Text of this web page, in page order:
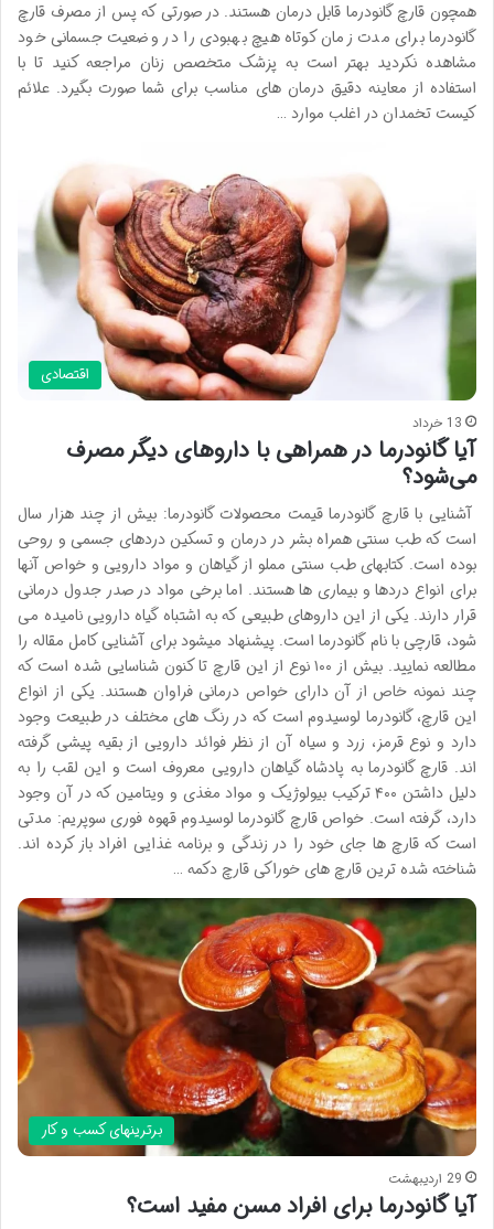
همچون قارچ گانودرما قابل درمان هستند. در صورتی که پس از مصرف قارچ
گانودرما برای مدت زمان کوتاه هیچ بهبودی را در وضعیت جسمانی خود
مشاهده نکردید بهتر است به پزشک متخصص زنان مراجعه کنید تا با
استفاده از معاینه دقیق درمان های مناسب برای شما صورت بگیرد. علائم
کیست تخمدان در اغلب موارد …
اقتصادی
13 خرداد
آیا گانودرما در همراهی با داروهای دیگر مصرف
می‌شود؟
آشنایی با قارچ گانودرما قیمت محصولات گانودرما: بیش از چند هزار سال
است که طب سنتی همراه بشر در درمان و تسکین دردهای جسمی و روحی
بوده است. کتابهای طب سنتی مملو از گیاهان و مواد دارویی و خواص آنها
برای انواع دردها و بیماری ها هستند. اما برخی مواد در صدر جدول درمانی
قرار دارند. یکی از این داروهای طبیعی که به اشتباه گیاه دارویی نامیده می
شود، قارچی با نام گانودرما است. پیشنهاد میشود برای آشنایی کامل مقاله را
مطالعه نمایید. بیش از ۱۰۰ نوع از این قارچ تا کنون شناسایی شده است که
چند نمونه خاص از آن دارای خواص درمانی فراوان هستند. یکی از انواع
این قارچ، گانودرما لوسیدوم است که در رنگ های مختلف در طبیعت وجود
دارد و نوع قرمز، زرد و سیاه آن از نظر فوائد دارویی از بقیه پیشی گرفته
اند. قارچ گانودرما به پادشاه گیاهان دارویی معروف است و این لقب را به
دلیل داشتن ۴۰۰ ترکیب بیولوژیک و مواد مغذی و ویتامین که در آن وجود
دارد، گرفته است. خواص قارچ گانودرما لوسیدوم قهوه فوری سوپریم: مدتی
است که قارچ ها جای خود را در زندگی و برنامه غذایی افراد باز کرده اند.
شناخته شده ترین قارچ های خوراکی قارچ دکمه …
برترینهای کسب و کار
29 اردیبهشت
آیا گانودرما برای افراد مسن مفید است؟